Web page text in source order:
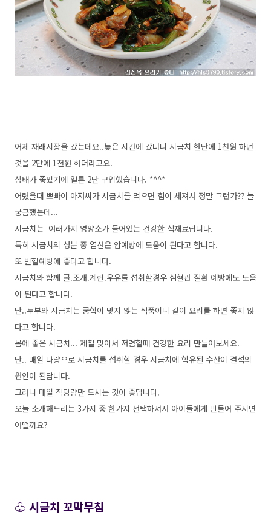
어제 재래시장을 갔는데요..늦은 시간에 갔더니 시금치 한단에 1천원 하던
것을 2단에 1천원 하더라고요.
상태가 좋았기에 얼른 2단 구입했습니다. *^^*
어렸을때 뽀빠이 아저씨가 시금치를 먹으면 힘이 세져서 정말 그런가?? 늘
궁금했는데...
시금치는 여러가지 영양소가 들어있는 건강한 식재료랍니다.
특히 시금치의 성분 중 엽산은 암예방에 도움이 된다고 합니다.
또 빈혈예방에 좋다고 합니다.
시금치와 함께 굴.조개.계란.우유를 섭취할경우 심혈관 질환 예방에도 도움
이 된다고 합니다.
단..두부와 시금치는 궁합이 맞지 않는 식품이니 같이 요리를 하면 좋지 않
다고 합니다.
몸에 좋은 시금치... 제철 맞아서 저렴할때 건강한 요리 만들어보세요.
단.. 매일 다량으로 시금치를 섭취할 경우 시금치에 함유된 수산이 결석의
원인이 된답니다.
그러니 매일 적당량만 드시는 것이 좋답니다.
오늘 소개해드리는 3가지 중 한가지 선택하셔서 아이들에게 만들어 주시면
어떨까요?
♧ 시금치 꼬막무침